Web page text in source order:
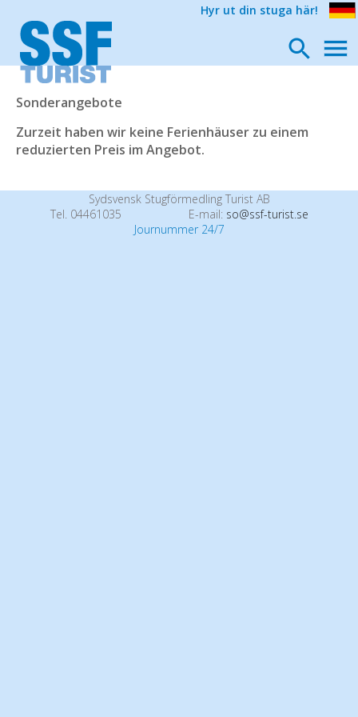
Hyr ut din stuga här!
Sonderangebote
Zurzeit haben wir keine Ferienhäuser zu einem
reduzierten Preis im Angebot.
Sydsvensk Stugförmedling Turist AB
Tel. 04461035
E-mail: so@ssf-turist.se
Journummer 24/7